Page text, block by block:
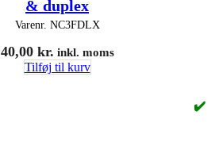
& duplex
Varenr. NC3FDLX
40,00 kr. inkl. moms
Tilføj til kurv
✔️